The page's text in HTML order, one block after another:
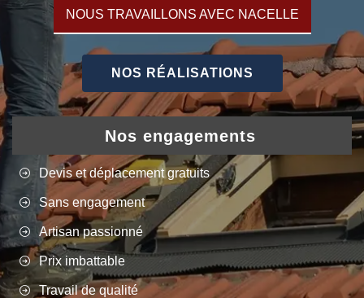
NOUS TRAVAILLONS AVEC NACELLE
NOS RÉALISATIONS
Nos engagements
Devis et déplacement gratuits
Sans engagement
Artisan passionné
Prix imbattable
Travail de qualité